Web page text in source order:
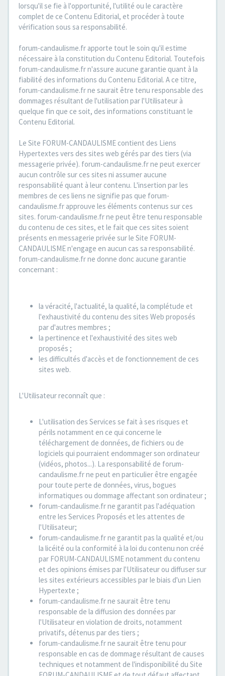
lorsqu'il se fie à l'opportunité, l'utilité ou le caractère
complet de ce Contenu Editorial, et procéder à toute
vérification sous sa responsabilité.
forum-candaulisme.fr apporte tout le soin qu'il estime
nécessaire à la constitution du Contenu Editorial. Toutefois
forum-candaulisme.fr n'assure aucune garantie quant à la
fiabilité des informations du Contenu Editorial. A ce titre,
forum-candaulisme.fr ne saurait être tenu responsable des
dommages résultant de l'utilisation par l'Utilisateur à
quelque fin que ce soit, des informations constituant le
Contenu Editorial.
Le Site FORUM-CANDAULISME contient des Liens
Hypertextes vers des sites web gérés par des tiers (via
messagerie privée). forum-candaulisme.fr ne peut exercer
aucun contrôle sur ces sites ni assumer aucune
responsabilité quant à leur contenu. L'insertion par les
membres de ces liens ne signifie pas que forum-
candaulisme.fr approuve les éléments contenus sur ces
sites. forum-candaulisme.fr ne peut être tenu responsable
du contenu de ces sites, et le fait que ces sites soient
présents en messagerie privée sur le Site FORUM-
CANDAULISME n'engage en aucun cas sa responsabilité.
forum-candaulisme.fr ne donne donc aucune garantie
concernant :
la véracité, l'actualité, la qualité, la complétude et
l'exhaustivité du contenu des sites Web proposés
par d'autres membres ;
la pertinence et l'exhaustivité des sites web
proposés ;
les difficultés d'accès et de fonctionnement de ces
sites web.
L'Utilisateur reconnaît que :
L'utilisation des Services se fait à ses risques et
périls notamment en ce qui concerne le
téléchargement de données, de fichiers ou de
logiciels qui pourraient endommager son ordinateur
(vidéos, photos...). La responsabilité de forum-
candaulisme.fr ne peut en particulier être engagée
pour toute perte de données, virus, bogues
informatiques ou dommage affectant son ordinateur ;
forum-candaulisme.fr ne garantit pas l'adéquation
entre les Services Proposés et les attentes de
l'Utilisateur;
forum-candaulisme.fr ne garantit pas la qualité et/ou
la licéité ou la conformité à la loi du contenu non créé
par FORUM-CANDAULISME notamment du contenu
et des opinions émises par l'Utilisateur ou diffuser sur
les sites extérieurs accessibles par le biais d'un Lien
Hypertexte ;
forum-candaulisme.fr ne saurait être tenu
responsable de la diffusion des données par
l'Utilisateur en violation de droits, notamment
privatifs, détenus par des tiers ;
forum-candaulisme.fr ne saurait être tenu pour
responsable en cas de dommage résultant de causes
techniques et notamment de l'indisponibilité du Site